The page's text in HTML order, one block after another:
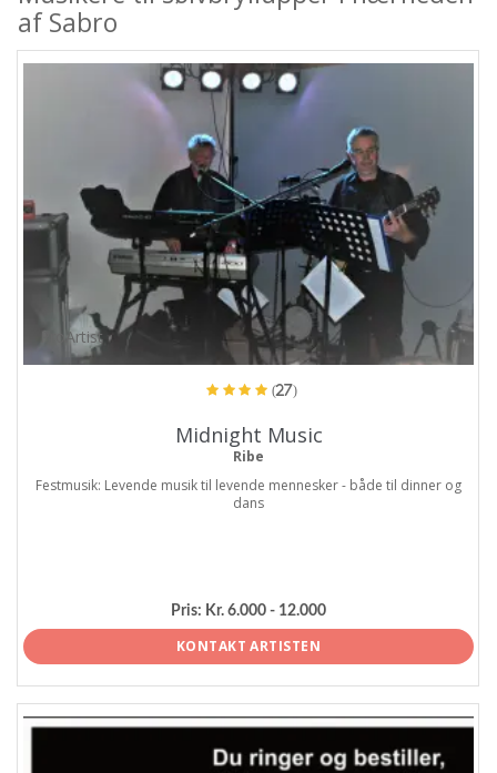
af Sabro
ProArtist
(27)
Midnight Music
Ribe
Festmusik: Levende musik til levende mennesker - både til dinner og
dans
Pris: Kr. 6.000 - 12.000
KONTAKT ARTISTEN